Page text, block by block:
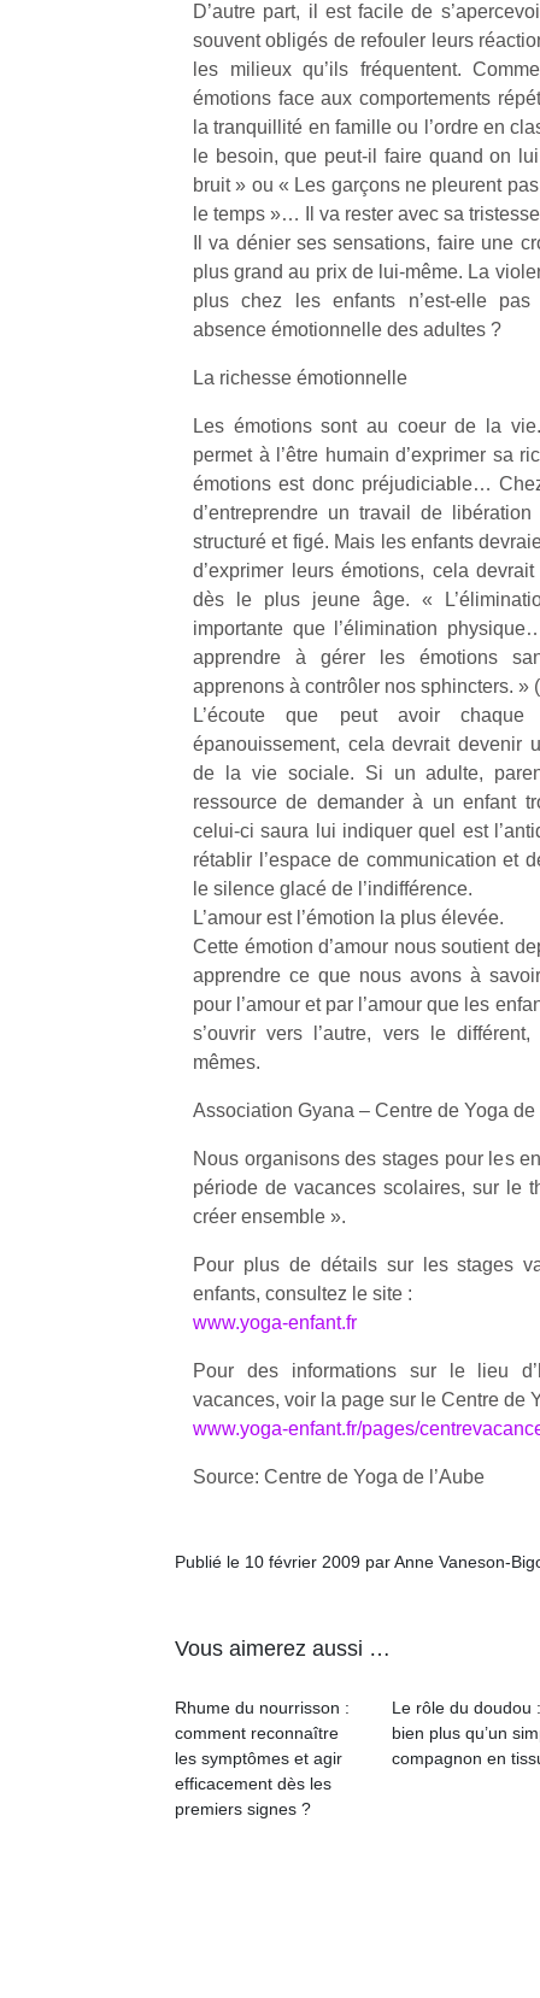
D’autre part, il est facile de
souvent obligés de refouler leurs
les milieux qu’ils fréquentent.
émotions face aux comportements
la tranquillité en famille ou l’ordre en
le besoin, que peut-il faire quand on
bruit » ou « Les garçons ne pleurent
le temps »… Il va rester avec sa
Il va dénier ses sensations, faire une
plus grand au prix de lui-même. La
plus chez les enfants n’est-elle
absence émotionnelle des adultes ?
La richesse émotionnelle
Les émotions sont au coeur de la
permet à l’être humain d’exprimer sa
émotions est donc préjudiciable…
d’entreprendre un travail de
structuré et figé. Mais les enfants
d’exprimer leurs émotions, cela
dès le plus jeune âge. «
importante que l’élimination
apprendre à gérer les émotions
apprenons à contrôler nos sphincters. »
L’écoute que peut avoir chaque
épanouissement, cela devrait devenir
de la vie sociale. Si un adulte,
ressource de demander à un enfant
celui-ci saura lui indiquer quel est
rétablir l’espace de communication et
le silence glacé de l’indifférence.
L’amour est l’émotion la plus élevée.
Cette émotion d’amour nous soutient
apprendre ce que nous avons à
pour l’amour et par l’amour que les
s’ouvrir vers l’autre, vers le
mêmes.
Association Gyana – Centre de Yoga de
Nous organisons des stages pour les
période de vacances scolaires, sur le
créer ensemble ».
Pour plus de détails sur les stages
enfants, consultez le site :
www.yoga-enfant.fr
Pour des informations sur le lieu
vacances, voir la page sur le Centre de
www.yoga-enfant.fr/pages/
Source: Centre de Yoga de l’Aube
Publié le 10 février 2009 par Anne Vaneson-
Vous aimerez aussi …
Rhume du nourrisson :
comment reconnaître
les symptômes et agir
efficacement dès les
premiers signes ?
Le rôle du doudou :
bien plus qu’un
compagnon en
…
NextGen,
une
nouvelle
Beeper
enfants
débordent
souvent
Varier les
occupations
n’est pas
simple.
Conjuguer
divertissement,
physique
Des
trampolines
pour les
les petits !
vacances
estivales
beaux
l’occasion
enfants
de…